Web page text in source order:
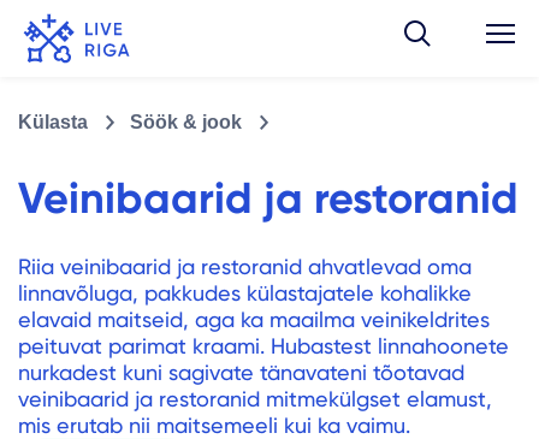
Külasta Söök & jook
Veinibaarid ja restoranid
Riia veinibaarid ja restoranid ahvatlevad oma
linnavõluga, pakkudes külastajatele kohalikke
elavaid maitseid, aga ka maailma veinikeldrites
peituvat parimat kraami. Hubastest linnahoonete
nurkadest kuni sagivate tänavateni tõotavad
veinibaarid ja restoranid mitmekülgset elamust,
mis erutab nii maitsemeeli kui ka vaimu.